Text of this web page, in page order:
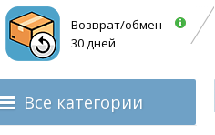
Возврат/обмен
30 дней
Все категории